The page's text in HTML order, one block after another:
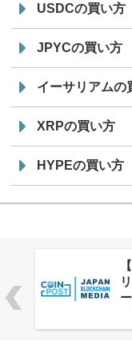
USDCの買い方
JPYCの買い方
イーサリアムの
XRPの買い方
HYPEの買い方